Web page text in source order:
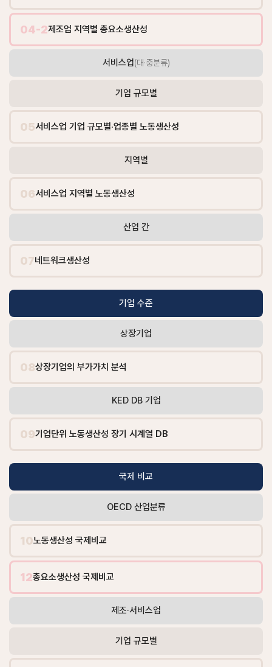
04-2제조업 지역별 총요소생산성
서비스업(대·중분류)
기업 규모별
05서비스업 기업 규모별·업종별 노동생산성
지역별
06서비스업 지역별 노동생산성
산업 간
07네트워크생산성
기업 수준
상장기업
08상장기업의 부가가치 분석
KED DB 기업
09기업단위 노동생산성 장기 시계열 DB
국제 비교
OECD 산업분류
10노동생산성 국제비교
12총요소생산성 국제비교
제조·서비스업
기업 규모별